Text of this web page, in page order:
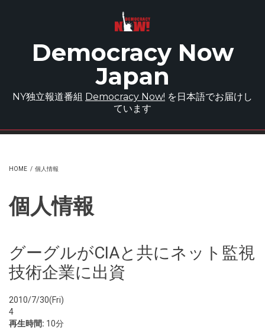
Democracy Now
Japan
NY独立報道番組 Democracy Now! を日本語でお届けし
ています
HOME / 個人情報
個人情報
グーグルがCIAと共にネット監視
技術企業に出資
2010/7/30(Fri)
4
再生時間: 10分